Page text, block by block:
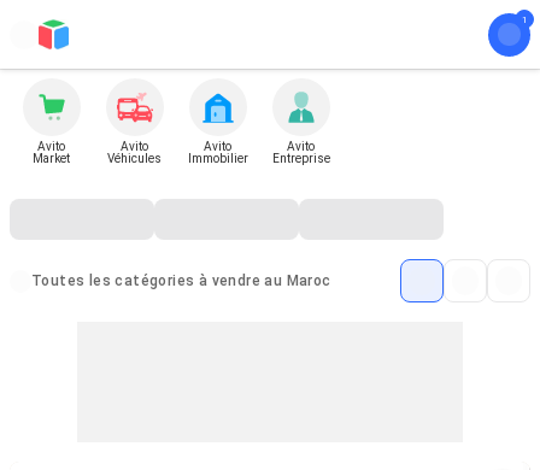
Avito
Market
Avito
Véhicules
Avito
Immobilier
Avito
Entreprise
Toutes les catégories à vendre au Maroc